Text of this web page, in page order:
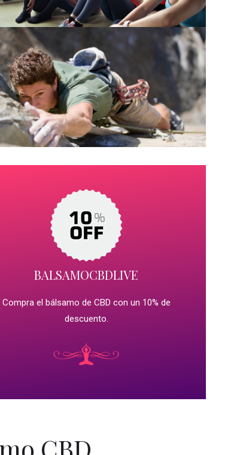
BALSAMOCBDLIVE
Compra el bálsamo de CBD con un 10% de
descuento.